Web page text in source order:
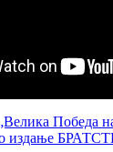
Победа
издање